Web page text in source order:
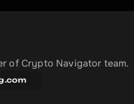
of Crypto Navigator team.